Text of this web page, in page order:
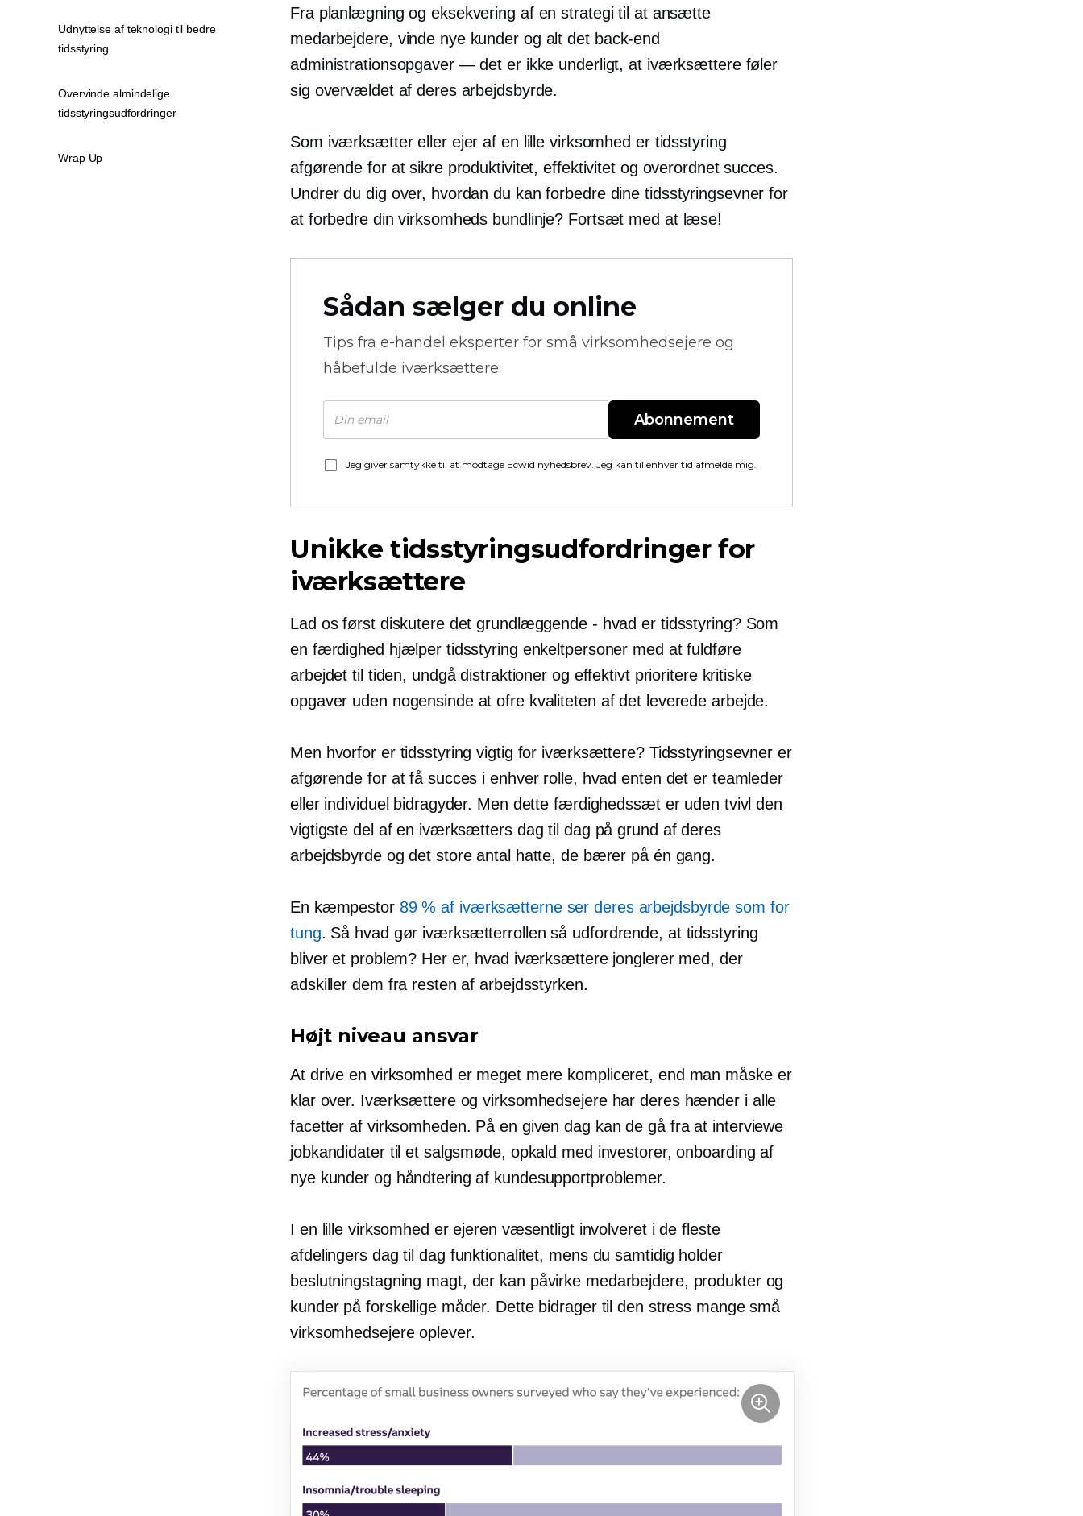
Fra planlægning og eksekvering af en strategi til at ansætte
medarbejdere, vinde nye kunder og alt det back-end
administrationsopgaver — det er ikke underligt, at iværksættere føler
sig overvældet af deres arbejdsbyrde.
Som iværksætter eller ejer af en lille virksomhed er tidsstyring
afgørende for at sikre produktivitet, effektivitet og overordnet succes.
Undrer du dig over, hvordan du kan forbedre dine tidsstyringsevner for
at forbedre din virksomheds bundlinje? Fortsæt med at læse!
Sådan sælger du online
Tips fra e-handel eksperter for små virksomhedsejere og
håbefulde iværksættere.
Abonnement
Jeg giver samtykke til at modtage Ecwid nyhedsbrev. Jeg kan til enhver tid afmelde mig.
Unikke tidsstyringsudfordringer for
iværksættere
Lad os først diskutere det grundlæggende - hvad er tidsstyring? Som
en færdighed hjælper tidsstyring enkeltpersoner med at fuldføre
arbejdet til tiden, undgå distraktioner og effektivt prioritere kritiske
opgaver uden nogensinde at ofre kvaliteten af ​​det leverede arbejde.
Men hvorfor er tidsstyring vigtig for iværksættere? Tidsstyringsevner er
afgørende for at få succes i enhver rolle, hvad enten det er teamleder
eller individuel bidragyder. Men dette færdighedssæt er uden tvivl den
vigtigste del af en iværksætters dag til dag på grund af deres
arbejdsbyrde og det store antal hatte, de bærer på én gang.
En kæmpestor 89 % af iværksætterne ser deres arbejdsbyrde som for
tung. Så hvad gør iværksætterrollen så udfordrende, at tidsstyring
bliver et problem? Her er, hvad iværksættere jonglerer med, der
adskiller dem fra resten af ​​arbejdsstyrken.
Højt niveau ansvar
At drive en virksomhed er meget mere kompliceret, end man måske er
klar over. Iværksættere og virksomhedsejere har deres hænder i alle
facetter af virksomheden. På en given dag kan de gå fra at interviewe
jobkandidater til et salgsmøde, opkald med investorer, onboarding af
nye kunder og håndtering af kundesupportproblemer.
I en lille virksomhed er ejeren væsentligt involveret i de fleste
afdelingers dag til dag funktionalitet, mens du samtidig holder
beslutningstagning magt, der kan påvirke medarbejdere, produkter og
kunder på forskellige måder. Dette bidrager til den stress mange små
virksomhedsejere oplever.
Udnyttelse af teknologi til bedre
tidsstyring
Overvinde almindelige
tidsstyringsudfordringer
Wrap Up